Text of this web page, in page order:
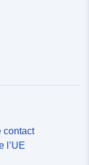
contact
l’UE